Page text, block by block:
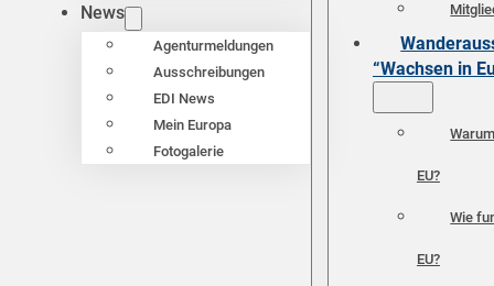
News
Agenturmeldungen
Ausschreibungen
EDI News
Mein Europa
Fotogalerie
“Wachsen in
EU?
Wie
EU?